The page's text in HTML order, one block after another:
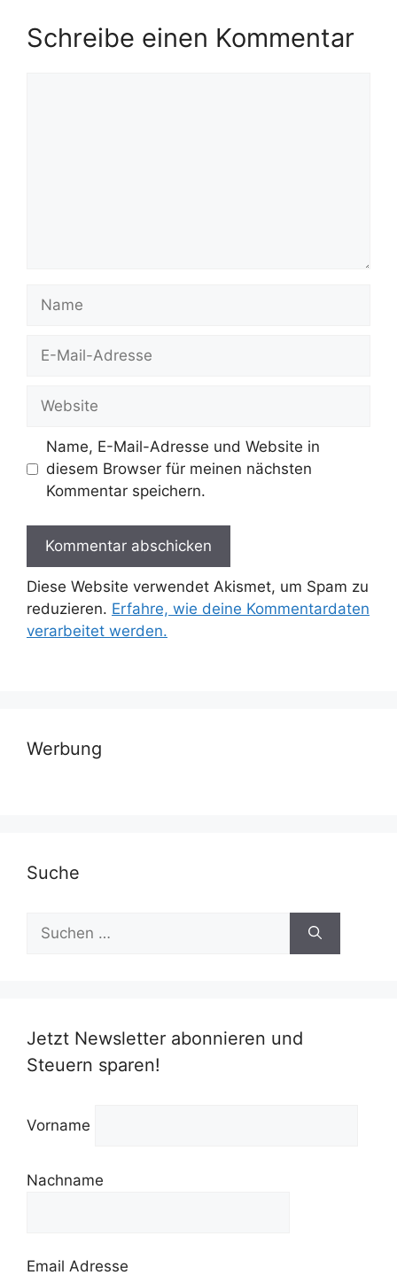
Schreibe einen Kommentar
Name
Website
Name, E-Mail-Adresse und Website in
diesem Browser für meinen nächsten
Kommentar speichern.
Diese Website verwendet Akismet, um Spam zu
reduzieren. Erfahre, wie deine Kommentardaten
verarbeitet werden.
Werbung
Suche
Suchen
nach:
Jetzt Newsletter abonnieren und
Steuern sparen!
Vorname
Nachname
Email Adresse